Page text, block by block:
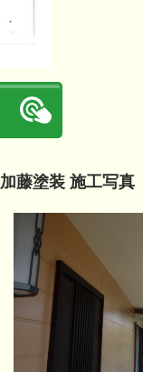
藤塗装 施工写真